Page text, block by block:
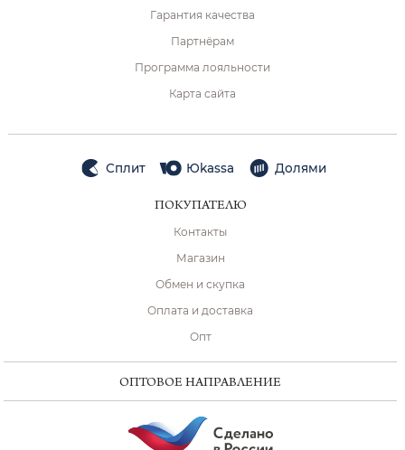
Гарантия качества
Партнёрам
Программа лояльности
Карта сайта
Сплит Юkassa Долями
ПОКУПАТЕЛЮ
Контакты
Магазин
Обмен и скупка
Оплата и доставка
Опт
ОПТОВОЕ НАПРАВЛЕНИЕ